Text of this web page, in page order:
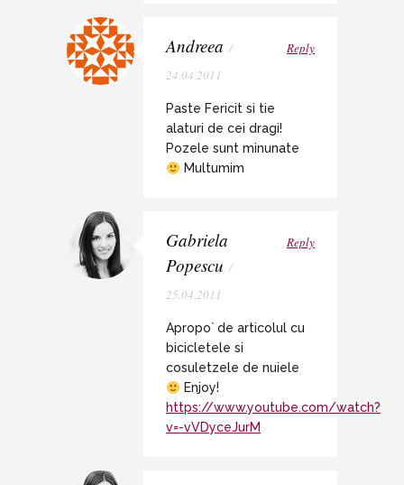
Andreea /
24.04.2011
Reply
Paste Fericit si tie
alaturi de cei dragi!
Pozele sunt minunate
Multumim
Gabriela
Popescu /
25.04.2011
Reply
Apropo` de articolul cu
bicicletele si
cosuletzele de nuiele
Enjoy!
https://www.youtube.com/watch?
v=-vVDyceJurM